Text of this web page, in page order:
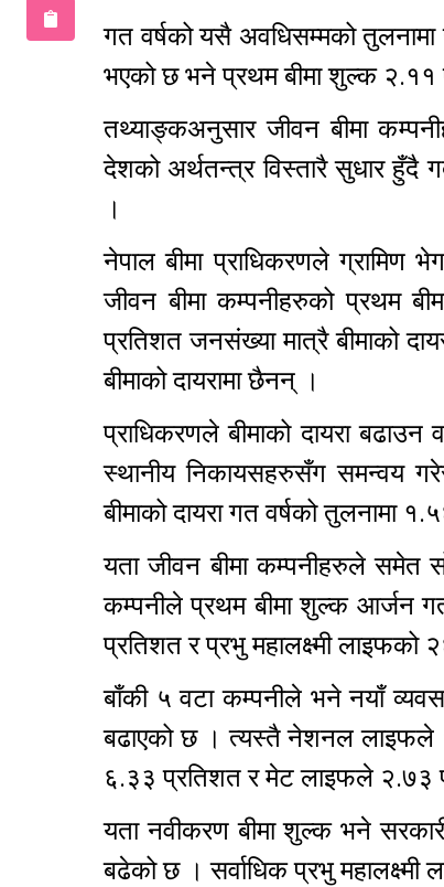
गत वर्षको यसै अवधिसम्मको
भएको छ भने प्रथम बीमा शुल्क
तथ्याङ्कअनुसार जीवन बीमा
देशको अर्थतन्त्र विस्तारै सुधार हुँदै
।
नेपाल बीमा प्राधिकरणले ग्रामिण
जीवन बीमा कम्पनीहरुको प्रथम
प्रतिशत जनसंख्या मात्रै बीमाको
बीमाको दायरामा छैनन् ।
प्राधिकरणले बीमाको दायरा
स्थानीय निकायसहरुसँग समन्वय
बीमाको दायरा गत वर्षको
यता जीवन बीमा कम्पनीहरुले समेत
कम्पनीले प्रथम बीमा शुल्क आर्जन
प्रतिशत र प्रभु महालक्ष्मी
बाँकी ५ वटा कम्पनीले भने नयाँ
बढाएको छ । त्यस्तै नेशनल
६.३३ प्रतिशत र मेट लाइफले २.७३
यता नवीकरण बीमा शुल्क भने
बढेको छ । सर्वाधिक प्रभु